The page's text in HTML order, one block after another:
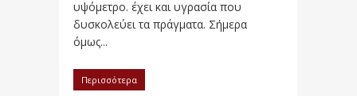
υψόμετρο. έχει και υγρασία που
δυσκολεύει τα πράγματα. Σήμερα
όμως...
Περισσότερα